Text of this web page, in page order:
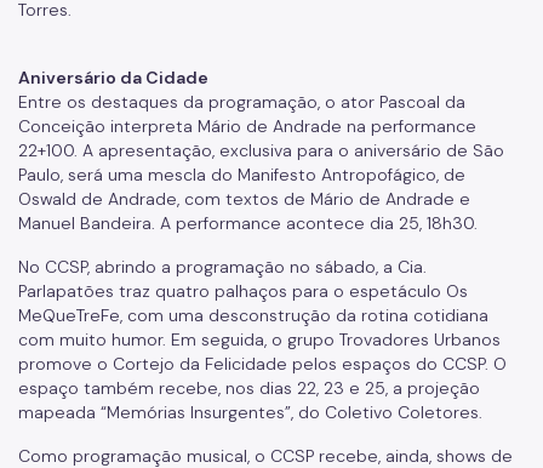
Torres.
Aniversário da Cidade
Entre os destaques da programação, o ator Pascoal da
Conceição interpreta Mário de Andrade na performance
22+100. A apresentação, exclusiva para o aniversário de São
Paulo, será uma mescla do Manifesto Antropofágico, de
Oswald de Andrade, com textos de Mário de Andrade e
Manuel Bandeira. A performance acontece dia 25, 18h30.
No CCSP, abrindo a programação no sábado, a Cia.
Parlapatões traz quatro palhaços para o espetáculo Os
MeQueTreFe, com uma desconstrução da rotina cotidiana
com muito humor. Em seguida, o grupo Trovadores Urbanos
promove o Cortejo da Felicidade pelos espaços do CCSP. O
espaço também recebe, nos dias 22, 23 e 25, a projeção
mapeada “Memórias Insurgentes”, do Coletivo Coletores.
Como programação musical, o CCSP recebe, ainda, shows de